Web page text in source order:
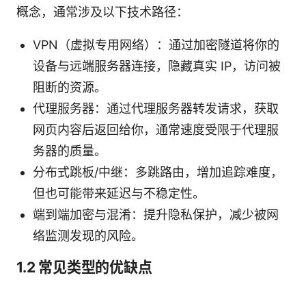
概念，通常涉及以下技术路径：
VPN（虚拟专用网络）：通过加密隧道将你的
设备与远端服务器连接，隐藏真实 IP，访问被
阻断的资源。
代理服务器：通过代理服务器转发请求，获取
网页内容后返回给你，通常速度受限于代理服
务器的质量。
分布式跳板/中继：多跳路由，增加追踪难度，
但也可能带来延迟与不稳定性。
端到端加密与混淆：提升隐私保护，减少被网
络监测发现的风险。
1.2 常见类型的优缺点